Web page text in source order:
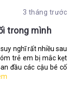
3 tháng trước
trong mình
nghĩ rất nhiều sau
trẻ em bị mắc kẹt
đầu các cậu bé cố